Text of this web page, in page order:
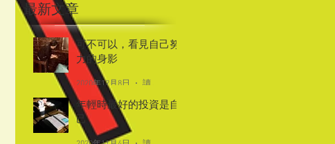
最新文章
可不可以，看見自己努
力的身影
2020年12月8日
年輕時最好的投資是自
己